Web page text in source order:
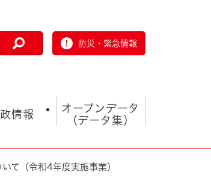
防災・緊急情報
協働
情報
オープンデータ
（データ集）
て（令和4年度実施事業）